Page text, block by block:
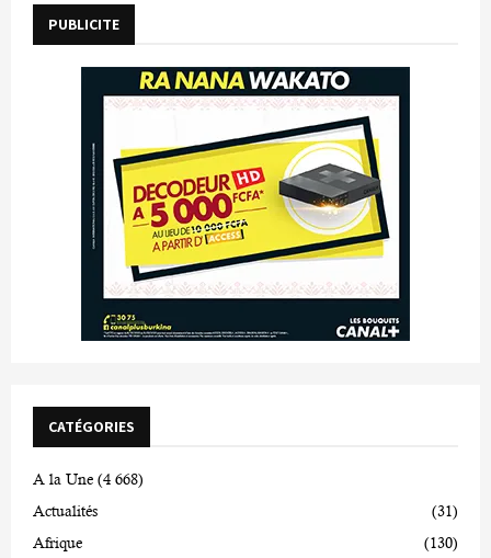
PUBLICITE
CATÉGORIES
A la Une (4 668)
Actualités
(31)
Afrique
(130)